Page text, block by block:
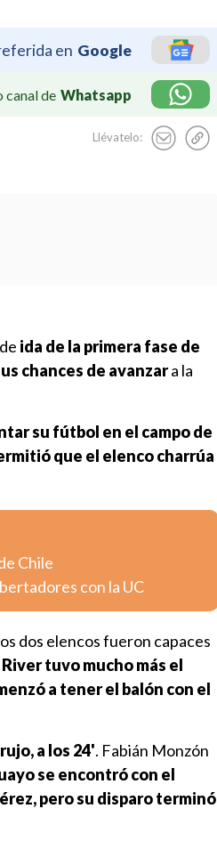
en Google
canal de Whatsapp
Llévatelo:
ida de la primera fase de
chances de avanzara la
su fútbol en el campo de
que el elenco charrúa
Chile
con la UC
dos elencos fueron capaces
River tuvo mucho más el
a tener el balón con el
a los 24'. Fabián Monzón
se encontró con el
pero su disparo terminó